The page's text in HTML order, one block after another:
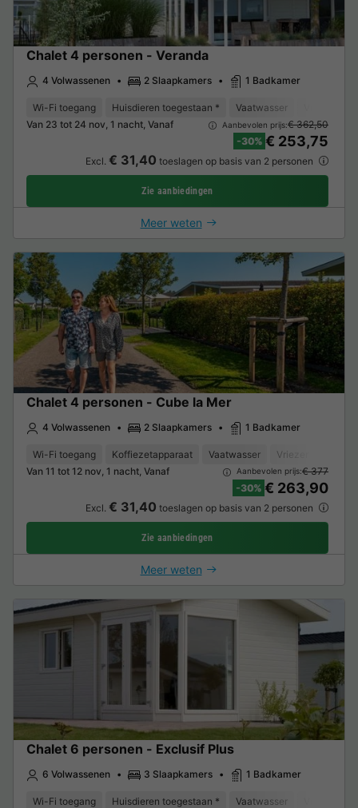
Chalet 4 personen - Veranda
4 Volwassenen 2 Slaapkamers 1 Badkamer
Wi-Fi toegang Huisdieren toegestaan * Vaatwasser
Van 23 tot 24 nov, 1 nacht, Vanaf
Aanbevolen prijs:€ 362,50
-30% € 253,75
Excl. € 31,40 toeslagen op basis van 2 personen
Zie aanbiedingen
Meer weten
Chalet 4 personen - Cube la Mer
4 Volwassenen 2 Slaapkamers 1 Badkamer
Wi-Fi toegang Koffiezetapparaat Vaatwasser Vriezer
Van 11 tot 12 nov, 1 nacht, Vanaf
Aanbevolen prijs:€ 377
-30% € 263,90
Excl. € 31,40 toeslagen op basis van 2 personen
Zie aanbiedingen
Meer weten
Chalet 6 personen - Exclusif Plus
6 Volwassenen 3 Slaapkamers 1 Badkamer
Wi-Fi toegang Huisdieren toegestaan * Vaatwasser